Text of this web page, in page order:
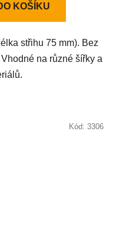
KOŠÍKU
střihu 75 mm). Bez
na různé šířky a
Kód: 3306